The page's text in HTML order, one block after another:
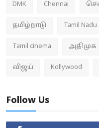
DMK Chennai
தமிழ்நாடு Tamil Nadu
Tamil cinema அதிமுக
விஜய் Kollywood
Follow Us